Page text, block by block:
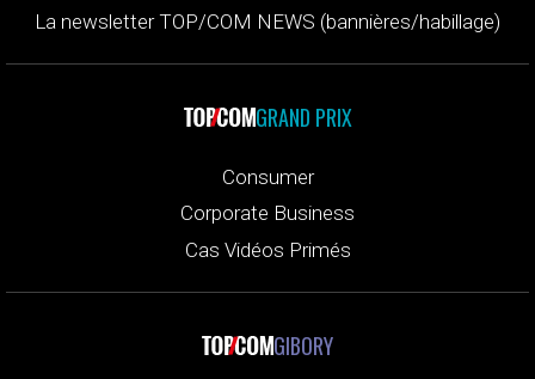
La newsletter TOP/COM NEWS (bannières/habillage)
GRAND PRIX
Consumer
Corporate Business
Cas Vidéos Primés
GIBORY